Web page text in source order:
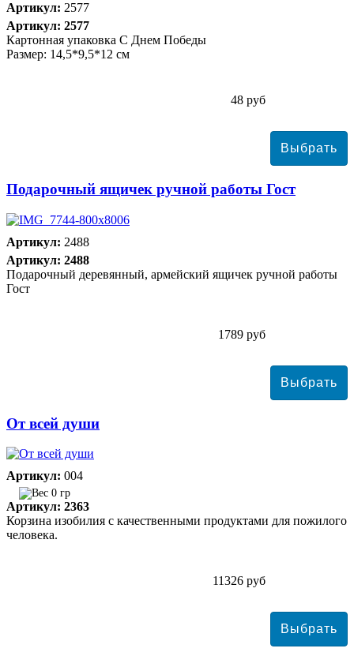
Артикул: 2577
Артикул: 2577
Картонная упаковка С Днем Победы
Размер: 14,5*9,5*12 см
48 руб
Подарочный ящичек ручной работы Гост
Артикул: 2488
Артикул: 2488
Подарочный деревянный, армейский ящичек ручной работы
Гост
1789 руб
От всей души
Артикул: 004
0 гр
Артикул: 2363
Корзина изобилия с качественными продуктами для пожилого
человека.
11326 руб